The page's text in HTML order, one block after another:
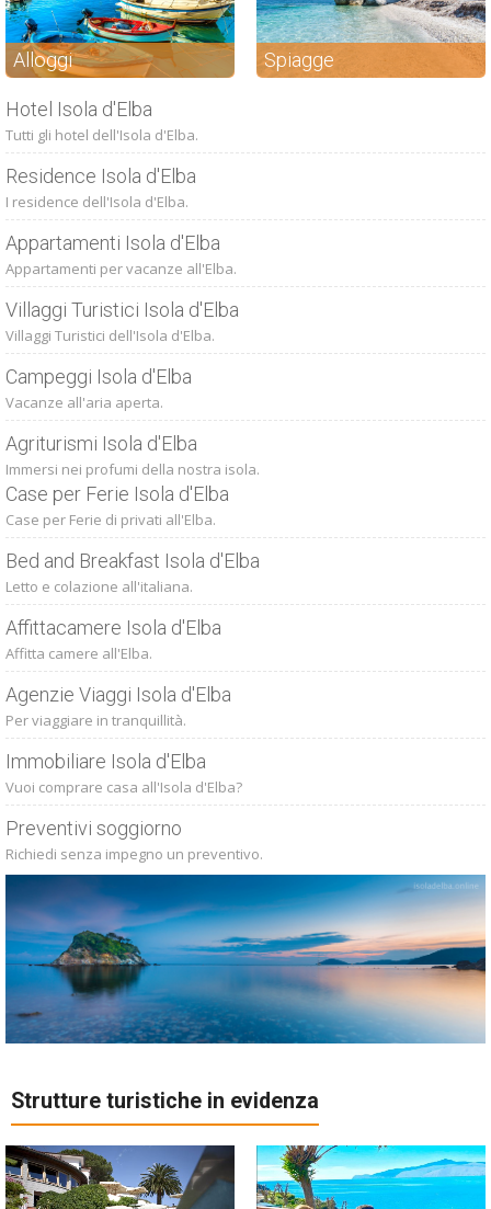
Alloggi Spiagge
Hotel Isola d'Elba
Tutti gli hotel dell'Isola d'Elba.
Residence Isola d'Elba
I residence dell'Isola d'Elba.
Appartamenti Isola d'Elba
Appartamenti per vacanze all'Elba.
Villaggi Turistici Isola d'Elba
Villaggi Turistici dell'Isola d'Elba.
Campeggi Isola d'Elba
Vacanze all'aria aperta.
Agriturismi Isola d'Elba
Immersi nei profumi della nostra isola.
Case per Ferie Isola d'Elba
Case per Ferie di privati all'Elba.
Bed and Breakfast Isola d'Elba
Letto e colazione all'italiana.
Affittacamere Isola d'Elba
Affitta camere all'Elba.
Agenzie Viaggi Isola d'Elba
Per viaggiare in tranquillità.
Immobiliare Isola d'Elba
Vuoi comprare casa all'Isola d'Elba?
Preventivi soggiorno
Richiedi senza impegno un preventivo.
Strutture turistiche in evidenza